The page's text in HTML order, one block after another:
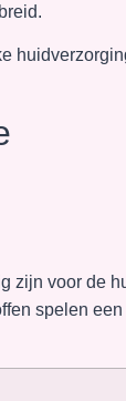
zijn voor de
spelen een